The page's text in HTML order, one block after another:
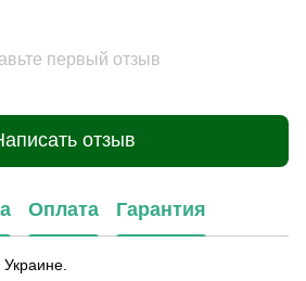
первый отзыв
отзыв
Оплата Гарантия